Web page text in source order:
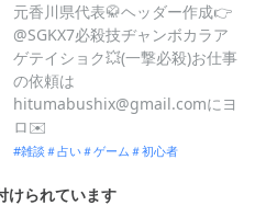
元香川県代表🥋ヘッダー作成👉
@SGKX7必殺技ヂャンボカラア
ゲテイショク💥(一撃必殺)お仕事
の依頼は
hitumabushix@gmail.comにヨ
ロ✉️
雑談＃占い＃ゲーム＃初心者
けられています